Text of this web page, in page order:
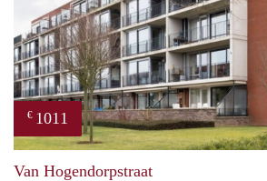
€ 1011
Van Hogendorpstraat